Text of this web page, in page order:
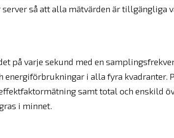
så att alla mätvärden är tillgängliga
på varje sekund med en
energiförbrukningar i alla fyra kvadranter.
samt total och enskild
i minnet.